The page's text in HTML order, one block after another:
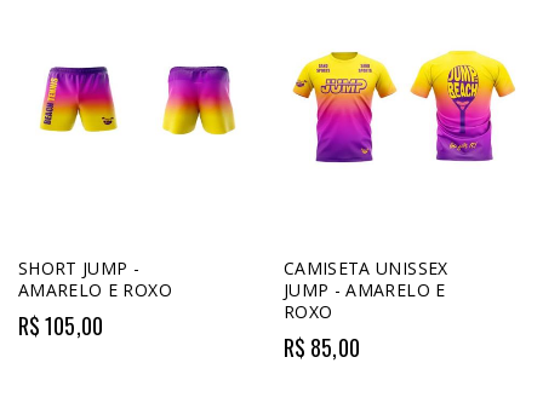
SHORT JUMP -
AMARELO E ROXO
R$ 105,00
CAMISETA UNISSEX
JUMP - AMARELO E
ROXO
R$ 85,00